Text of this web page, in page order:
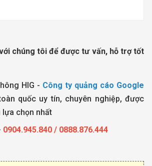
chúng tôi để được tư vấn, hỗ trợ tốt
HIG - Công ty quảng cáo Google
quốc uy tín, chuyên nghiệp, được
lựa chọn nhất
0904.945.840 / 0888.876.444